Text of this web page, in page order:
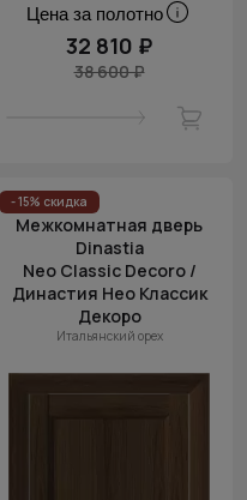
Цена за полотно
32 810 ₽
38 600 ₽
- 15% скидка
Межкомнатная дверь
Dinastia
Neo Classic Decoro /
Династия Нео Классик
Декоро
Итальянский орех